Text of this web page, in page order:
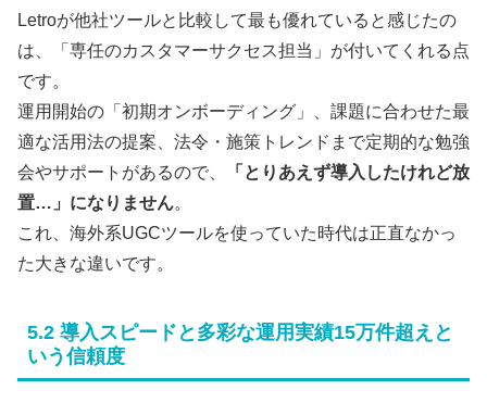
Letroが他社ツールと比較して最も優れていると感じたの
は、「専任のカスタマーサクセス担当」が付いてくれる点
です。
運用開始の「初期オンボーディング」、課題に合わせた最
適な活用法の提案、法令・施策トレンドまで定期的な勉強
会やサポートがあるので、
「とりあえず導入したけれど放
置…」になりません。
これ、海外系UGCツールを使っていた時代は正直なかっ
た大きな違いです。
5.2 導入スピードと多彩な運用実績15万件超えと
いう信頼度